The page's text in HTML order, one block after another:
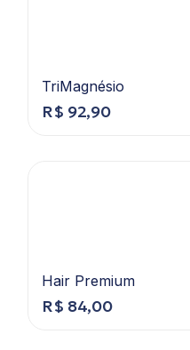
TriMagnésio
R$ 92,90
Hair Premium
R$ 84,00